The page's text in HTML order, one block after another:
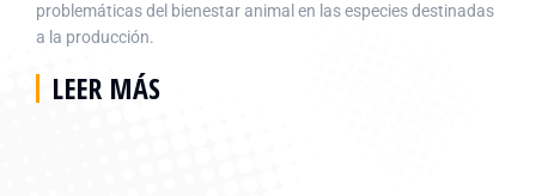
problemáticas del bienestar animal en las especies destinadas
a la producción.
LEER MÁS